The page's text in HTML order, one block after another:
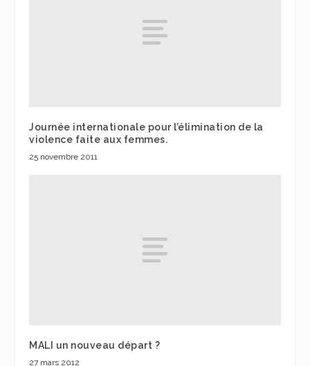
Journée internationale pour l’élimination de la
violence faite aux femmes.
25 novembre 2011
MALI un nouveau départ ?
27 mars 2012